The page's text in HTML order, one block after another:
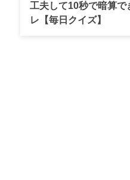
工夫して10秒で暗算で
レ【毎日クイズ】